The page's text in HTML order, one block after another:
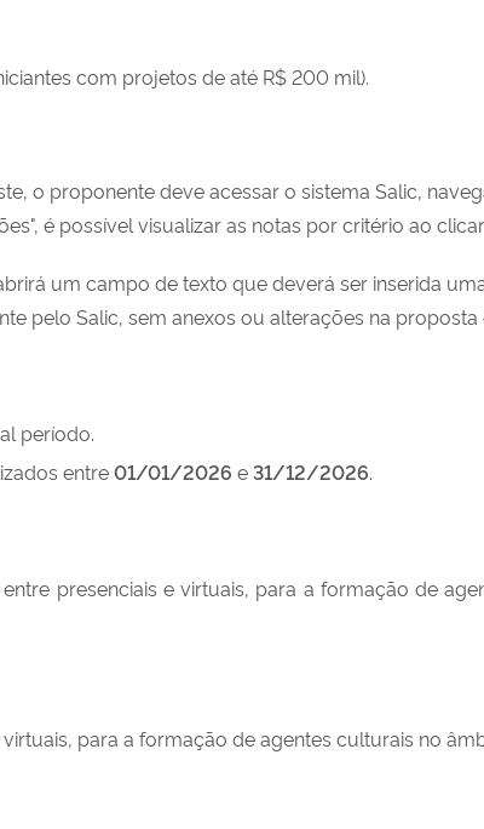
com projetos de até R$ 200 mil).
o proponente deve acessar o sistema Salic,
é possível visualizar as notas por critério ao
um campo de texto que deverá ser inserida
pelo Salic, sem anexos ou alterações na
período.
entre01/01/2026 e31/12/2026.
presenciais e virtuais, para a formação de
para a formação de agentes culturais no